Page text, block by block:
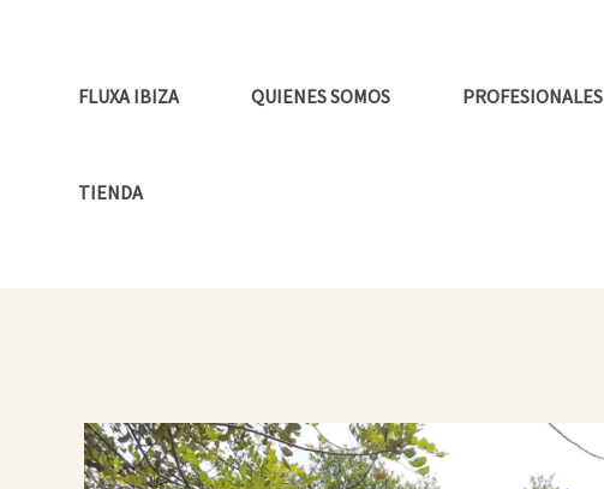
contenidoFLUXA IBIZA QUIENES SOMOS PROFESIONALES
TIENDA